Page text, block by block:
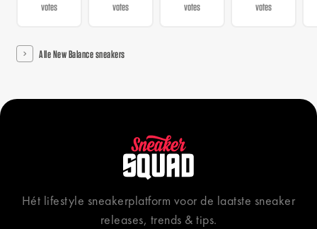
votes
votes
votes
votes
Alle New Balance sneakers
Hét lifestyle sneakerplatform voor de laatste sneaker
releases, trends & tips.